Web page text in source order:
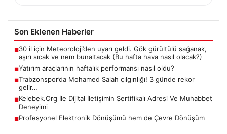
Son Eklenen Haberler
■30 il için Meteoroloji’den uyarı geldi. Gök gürültülü sağanak,
aşırı sıcak ve nem bunaltacak (Bu hafta hava nasıl olacak?)
■Yatırım araçlarının haftalık performansı nasıl oldu?
■Trabzonspor’da Mohamed Salah çılgınlığı! 3 günde rekor
gelir…
■Kelebek.Org İle Dijital İletişimin Sertifikalı Adresi Ve Muhabbet
Deneyimi
■Profesyonel Elektronik Dönüşümü hem de Çevre Dönüşüm